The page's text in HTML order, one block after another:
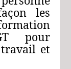
les
pour
et